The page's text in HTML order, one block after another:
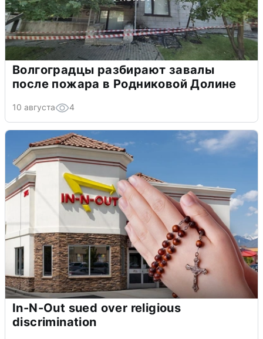
Волгоградцы разбирают завалы
после пожара в Родниковой Долине
10 августа 4
In-N-Out sued over religious
discrimination